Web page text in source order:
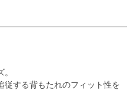
従する背もたれのフィット性を